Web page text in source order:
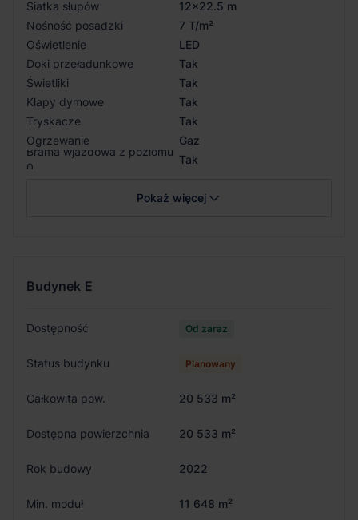
Siatka słupów
12x22.5 m
Nośność posadzki
7 T/m²
Oświetlenie
LED
Doki przeładunkowe
Tak
Świetliki
Tak
Klapy dymowe
Tak
Tryskacze
Tak
Ogrzewanie
Gaz
Brama wjazdowa z poziomu
0
Tak
Pokaż więcej
Budynek E
Dostępność Od zaraz
Status budynku Planowany
Całkowita pow. 20 533 m²
Dostępna powierzchnia 20 533 m²
Rok budowy 2022
Min. moduł 11 648 m²